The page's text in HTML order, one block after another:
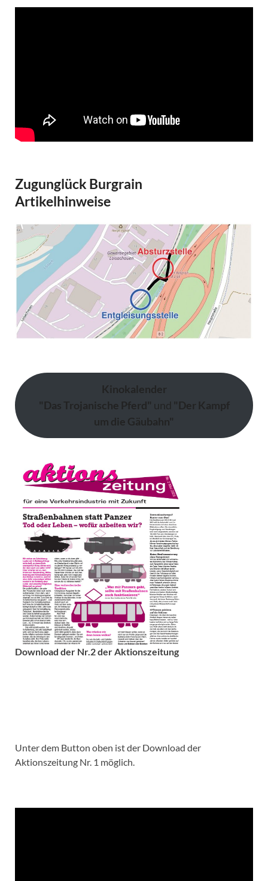
Zugunglück Burgrain
Artikelhinweise
Kinokalender
"Das Trojanische Pferd" und "Der Kampf
um die Gäubahn"
Download der Nr.2 der Aktionszeitung
Unter dem Button oben ist der Download der
Aktionszeitung Nr. 1 möglich.